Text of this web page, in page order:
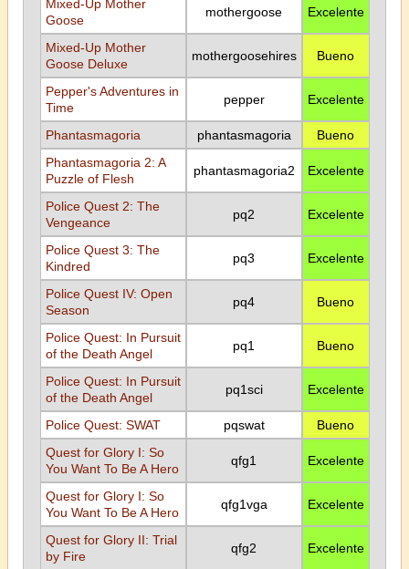
Mixed-Up Mother
Goose
mothergoose Excelente
Mixed-Up Mother
Goose Deluxe
mothergoosehires Bueno
Pepper's Adventures in
Time
pepper Excelente
Phantasmagoria phantasmagoria
Bueno
Phantasmagoria 2: A
Puzzle of Flesh
phantasmagoria2 Excelente
Police Quest 2: The
Vengeance
pq2 Excelente
Police Quest 3: The
Kindred
pq3 Excelente
Police Quest IV: Open
Season
pq4 Bueno
Police Quest: In Pursuit
of the Death Angel
pq1 Bueno
Police Quest: In Pursuit
of the Death Angel
pq1sci Excelente
Police Quest: SWAT pqswat
Bueno
Quest for Glory I: So
You Want To Be A Hero
qfg1 Excelente
Quest for Glory I: So
You Want To Be A Hero
qfg1vga Excelente
Quest for Glory II: Trial
by Fire
qfg2 Excelente